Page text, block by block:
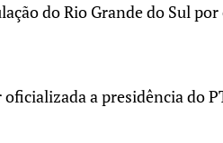
do Rio Grande do Sul por
a presidência do